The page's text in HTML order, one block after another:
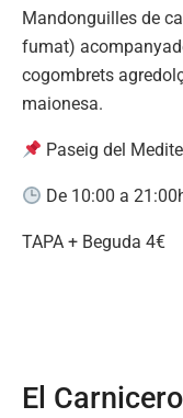
Mandonguilles de
fumat)
cogombrets
maionesa.
Paseig del
De 10:00 a
TAPA + Beguda 4€
El